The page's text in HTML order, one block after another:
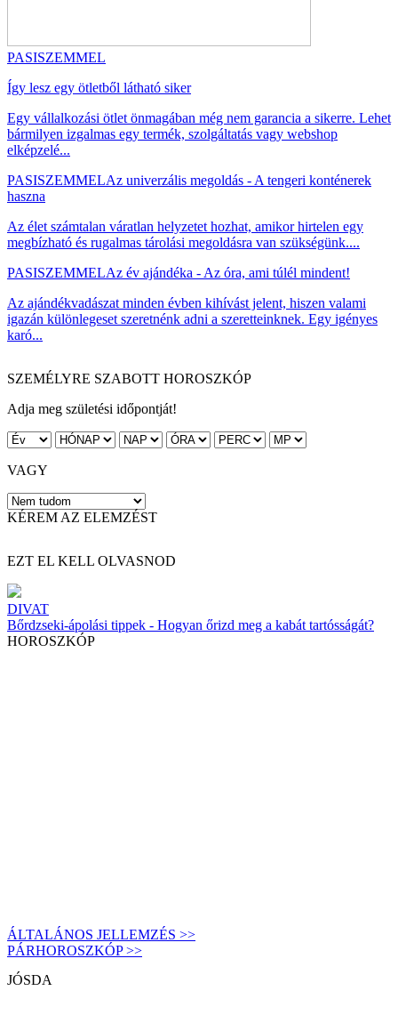
PASISZEMMEL
Így lesz egy ötletből látható siker
Egy vállalkozási ötlet önmagában még nem garancia a sikerre. Lehet
bármilyen izgalmas egy termék, szolgáltatás vagy webshop
elképzelé...
PASISZEMMELAz univerzális megoldás - A tengeri konténerek
haszna
Az élet számtalan váratlan helyzetet hozhat, amikor hirtelen egy
megbízható és rugalmas tárolási megoldásra van szükségünk....
PASISZEMMELAz év ajándéka - Az óra, ami túlél mindent!
Az ajándékvadászat minden évben kihívást jelent, hiszen valami
igazán különlegeset szeretnénk adni a szeretteinknek. Egy igényes
karó...
SZEMÉLYRE SZABOTT HOROSZKÓP
Adja meg születési időpontját!
VAGY
KÉREM AZ ELEMZÉST
EZT EL KELL OLVASNOD
DIVAT
Bőrdzseki-ápolási tippek - Hogyan őrizd meg a kabát tartósságát?
HOROSZKÓP
ÁLTALÁNOS JELLEMZÉS >>
PÁRHOROSZKÓP >>
JÓSDA